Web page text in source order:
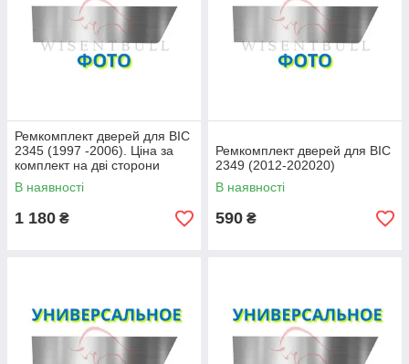
Ремкомплект дверей для ВІС
2345 (1997 -2006). Ціна за
комплект на дві сторони
В наявності
1 180 ₴
Ремкомплект дверей для ВІС
2349 (2012-202020)
В наявності
590 ₴